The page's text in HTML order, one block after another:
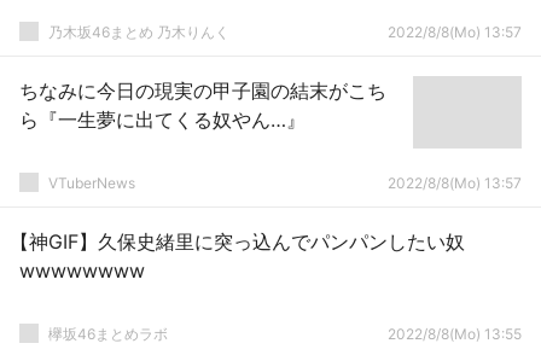
乃木坂46まとめ 乃木りんく 2022/8/8(Mo) 13:57
ちなみに今日の現実の甲子園の結末がこち
ら『一生夢に出てくる奴やん…』
VTuberNews 2022/8/8(Mo) 13:57
【神GIF】久保史緒里に突っ込んでパンパンしたい奴
wwwwwwww
欅坂46まとめラボ 2022/8/8(Mo) 13:55